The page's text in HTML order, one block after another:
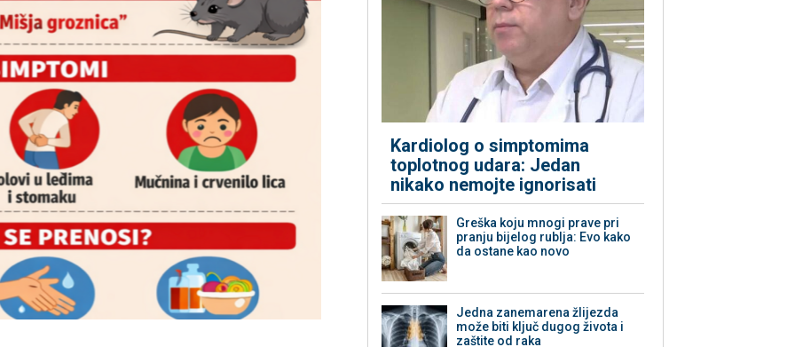
Kardiolog o simptomima
toplotnog udara: Jedan
nikako nemojte ignorisati
Greška koju mnogi prave pri
pranju bijelog rublja: Evo kako
da ostane kao novo
Jedna zanemarena žlijezda
može biti ključ dugog života i
zaštite od raka